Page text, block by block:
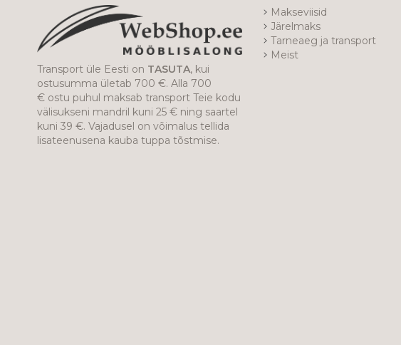
Transport üle Eesti on TASUTA, kui
ostusumma ületab 700 €. Alla 700
€ ostu puhul maksab transport Teie kodu
välisukseni mandril kuni 25 € ning saartel
kuni 39 €. Vajadusel on võimalus tellida
lisateenusena kauba tuppa tõstmise.
Makseviisid
Järelmaks
Tarneaeg ja transport
Meist